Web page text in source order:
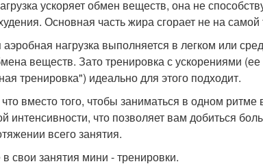
ускоряет обмен веществ, она не
Основная часть жира сгорает не на
нагрузка выполняется в легком или
веществ. Зато тренировка с ускорениями
тренировка") идеально для этого подходит.
что вместо того, чтобы заниматься в одном
интенсивности, что позволяет вам добиться
всего занятия.
свои занятия мини - тренировки.